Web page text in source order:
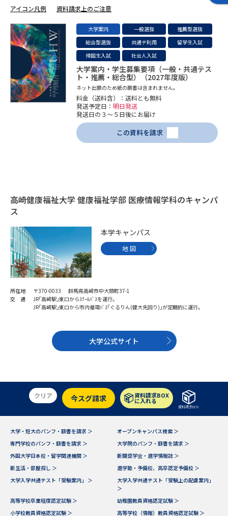
受験準備 資料検索
志望校・出願校を調べる
受験スケジュールを立てよう
学問発見
大学で学びたい学問発見
学問のミニ講義「夢ナビ講義」 学問分野解説
ユーザーサポート
資料の料金の
受付内容・発送状況の確認
お支払いサイト
個人情報取扱規定
特定商取引表記
テレメール進学カタログ
アイコン凡例 資料請求上のご注意
大学案内 一般選抜
推薦型選抜
総合型選抜
共通テ利用
留学生入試
帰国生入試
社会人入試
大学案内・学生募集要項（一般・共通テス
ト・推薦・総合型）（2027年度版）
ネット出願のため紙の願書は含まれません。
料金（送料含）：送料とも無料
発送予定日： 明日発送
発送日の３～５日後にお届け
この資料を請求
高崎健康福祉大学 健康福祉学部 医療情報学科のキャンパ
ス
本学キャンパス
地 図
所在地
〒370-0033 群馬県高崎市中大類町37-1
交 通
JR｢高崎駅｣東口からｽｸｰﾙﾊﾞｽを運行｡
JR｢高崎駅｣東口から市内循環ﾊﾞｽ｢ぐるりん(健大先回り)｣が定期的に運行｡
大学公式サイト
クリア 今スグ請求 資料請求BOX
に入れる
資料請求BOX
大学・短大のパンフ・願書を請求 ＞
オープンキャンパス検索 ＞
専門学校のパンフ・願書を請求 ＞
大学院のパンフ・願書を請求 ＞
外国大学日本校・留学関連機関 ＞
新聞奨学会・進学情報誌 ＞
新生活・部屋探し ＞
進学塾・予備校、高卒認定予備校 ＞
大学入学共通テスト「受験案内」 ＞
大学入学共通テスト「受験上の配慮案内」
＞
高等学校卒業程度認定試験 ＞
幼稚園教員資格認定試験 ＞
小学校教員資格認定試験 ＞
高等学校（情報）教員資格認定試験 ＞